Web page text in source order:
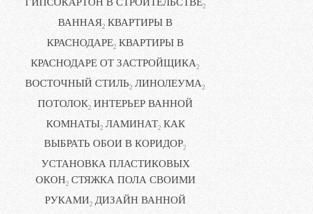
2
ВАННАЯ2 КВАРТИРЫ В
КРАСНОДАРЕ2 КВАРТИРЫ В
КРАСНОДАРЕ ОТ ЗАСТРОЙЩИКА2
ВОСТОЧНЫЙ СТИЛЬ2 ЛИНОЛЕУМА2
ПОТОЛОК2 ИНТЕРЬЕР ВАННОЙ
КОМНАТЫ2 ЛАМИНАТ2 КАК
ВЫБРАТЬ ОБОИ В КОРИДОР2
УСТАНОВКА ПЛАСТИКОВЫХ
ОКОН2 СТЯЖКА ПОЛА СВОИМИ
РУКАМИ2 ДИЗАЙН ВАННОЙ